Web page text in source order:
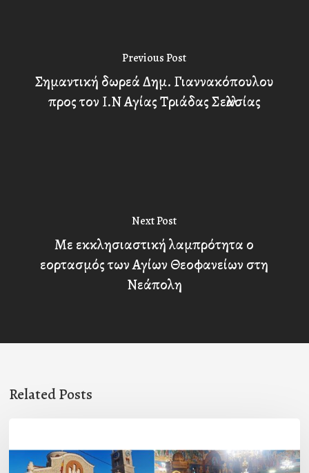
Previous Post
Σημαντική δωρεά Δημ. Γιαννακόπουλου
προς τον Ι.Ν Αγίας Τριάδας Σελλασίας
Next Post
Με εκκλησιαστική λαμπρότητα ο
εορτασμός των Αγίων Θεοφανείων στη
Νεάπολη
Related Posts
εορτή